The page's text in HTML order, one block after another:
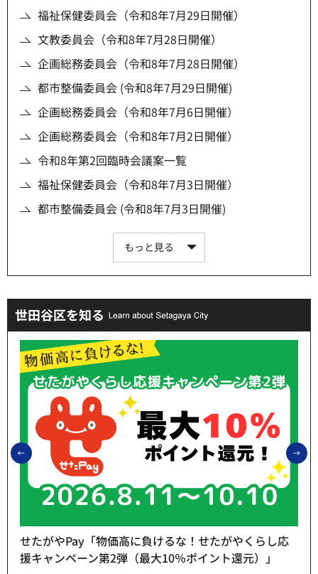
福祉保健委員会（令和8年7月29日開催）
文教委員会（令和8年7月28日開催）
企画総務委員会（令和8年7月28日開催）
都市整備委員会 (令和8年7月29日開催)
企画総務委員会（令和8年7月6日開催）
企画総務委員会（令和8年7月2日開催）
令和8年第2回臨時会議案一覧
福祉保健委員会（令和8年7月3日開催）
都市整備委員会 (令和8年7月3日開催)
もっと見る
世田谷区を知る
前のスライドを表示
せたがやPay「物価高に負けるな！せたがやくらし応
援キャンペーン第2弾（最大10％ポイント還元）」